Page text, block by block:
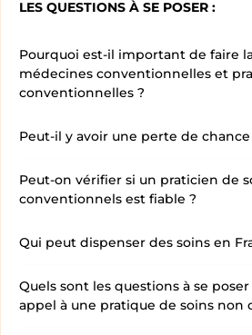
LES QUESTIONS À SE POSER :
Pourquoi est-il important de faire
médecines conventionnelles et
conventionnelles ?
Peut-il y avoir une perte de
Peut-on vérifier si un praticien de
conventionnels est fiable ?
Qui peut dispenser des soins en
Quels sont les questions à se
appel à une pratique de soins non